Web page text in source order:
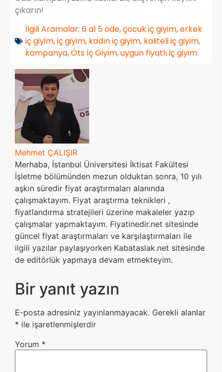
çıkarın!
İlgili Aramalar; 6 al 5 öde,çocuk iç giyim,erkek
iç giyim,iç giyim, kadın iç giyim, kaliteli iç giyim,
kampanya,Öts İç Giyim,uygun fiyatlı iç giyim
Mehmet ÇALIŞIR
Merhaba, İstanbul Üniversitesi İktisat Fakültesi
İşletme bölümünden mezun olduktan sonra, 10 yılı
aşkın süredir fiyat araştırmaları alanında
çalışmaktayım. Fiyat araştırma teknikleri ,
fiyatlandırma stratejileri üzerine makaleler yazıp
çalışmalar yapmaktayım. Fiyatinedir.net sitesinde
güncel fiyat araştırmaları ve karşılaştırmaları ile
ilgili yazılar paylaşıyorken Kabataslak.net sitesinde
de editörlük yapmaya devam etmekteyim.
Bir yanıt yazın
E-posta adresiniz yayınlanmayacak. Gerekli alanlar
* ile işaretlenmişlerdir
Yorum *